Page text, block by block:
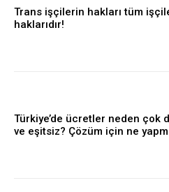
Trans işçilerin hakları tüm
haklarıdır!
Türkiye’de ücretler neden çok
ve eşitsiz? Çözüm için ne